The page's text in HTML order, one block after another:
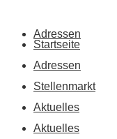
Adressen
Startseite
Adressen
Stellenmarkt
Aktuelles
Aktuelles